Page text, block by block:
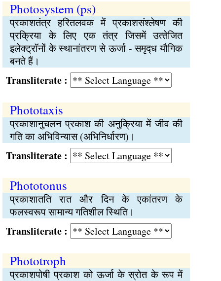
Photosystem (ps)
प्रकाशतंत्र हरितलवक में प्रकाशसंश्‍लेषण की
प्रक्रिया के लिए एक तंत्र जिसमें उत्‍तेजित
इलेक्ट्रॉनों के स्थानांतरण से ऊर्जा - समृद्‍ध यौगिक
बनते हैं।
:
Phototaxis
प्रकाशानुचलन प्रकाश की अनुक्रिया में जीव की
गति का अभिविन्यास (अभिनिर्धारण)।
:
Phototonus
प्रकाशातति रात और दिन के एकांतरण के
फलस्वरूप सामान्य गतिशील स्थिति।
:
Phototroph
प्रकाशपोषी प्रकाश को ऊर्जा के स्रोत के रूप में